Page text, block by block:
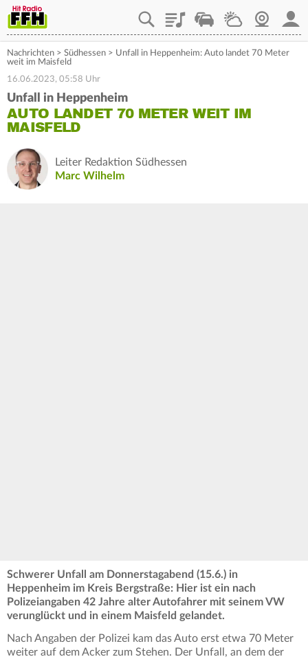
PlaylistStaupilotWetterWebcam
Nachrichten > Südhessen > Unfall in Heppenheim: Auto landet 70 Meter
weit im Maisfeld
16.06.2023, 05:58 Uhr
Unfall in Heppenheim
AUTO LANDET 70 METER WEIT IM
MAISFELD
Leiter Redaktion Südhessen
Marc Wilhelm
Schwerer Unfall am Donnerstagabend (15.6.) in
Heppenheim im Kreis Bergstraße: Hier ist ein nach
Polizeiangaben 42 Jahre alter Autofahrer mit seinem VW
verunglückt und in einem Maisfeld gelandet.
Nach Angaben der Polizei kam das Auto erst etwa 70 Meter
weiter auf dem Acker zum Stehen. Der Unfall, an dem der